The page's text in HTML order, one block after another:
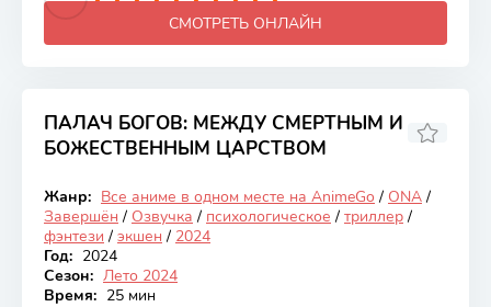
СМОТРЕТЬ ОНЛАЙН
ПАЛАЧ БОГОВ: МЕЖДУ СМЕРТНЫМ И
БОЖЕСТВЕННЫМ ЦАРСТВОМ
Закончен
8.1
Жанр: Все аниме в одном месте на AnimeGo / ONA /
Завершён / Озвучка / психологическое / триллер /
фэнтези / экшен / 2024
Год: 2024
Сезон: Лето 2024
Время: 25 мин